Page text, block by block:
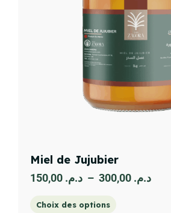
Miel de Jujubier
د.م. – د.م.
Choix des options